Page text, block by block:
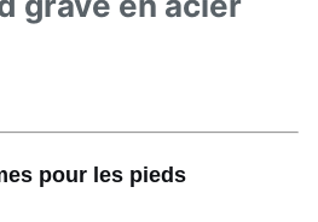
pour les pieds